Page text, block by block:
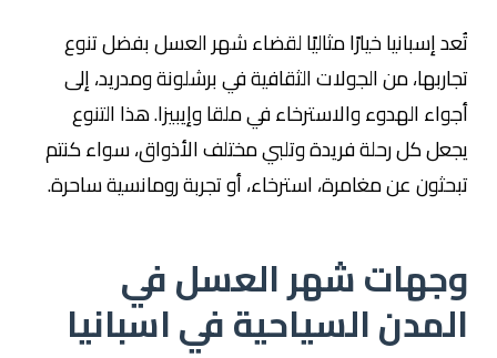
تُعد إسبانيا خيارًا مثاليًا لقضاء شهر العسل بفضل تنوع
تجاربها، من الجولات الثقافية في برشلونة ومدريد، إلى
أجواء الهدوء والاسترخاء في ملقا وإيبيزا. هذا التنوع
يجعل كل رحلة فريدة وتلبي مختلف الأذواق، سواء كنتم
تبحثون عن مغامرة، استرخاء، أو تجربة رومانسية ساحرة.
وجهات شهر العسل في
المدن السياحية في اسبانيا